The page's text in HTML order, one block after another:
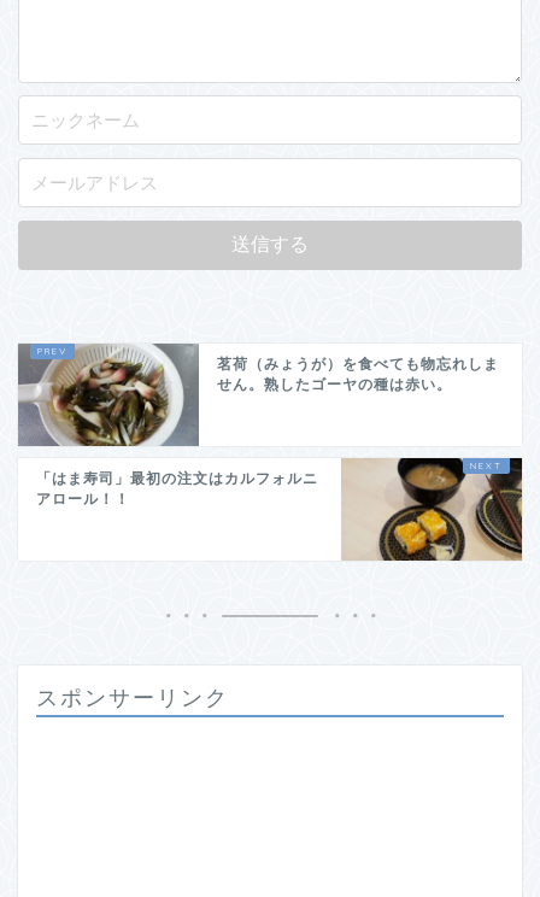
茗荷（みょうが）を食べても物忘れしま
せん。熟したゴーヤの種は赤い。
「はま寿司」最初の注文はカルフォルニ
アロール！！
スポンサーリンク